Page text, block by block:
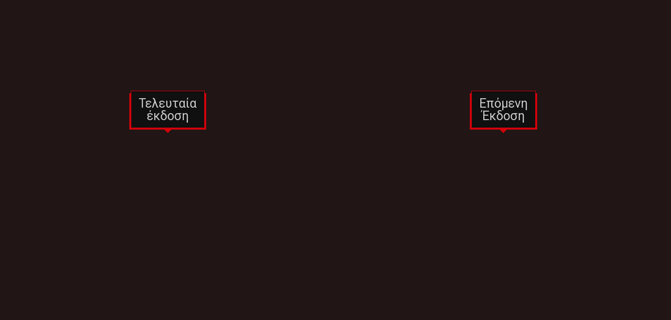
Τελευταία
έκδοση
Επόμενη
Έκδοση